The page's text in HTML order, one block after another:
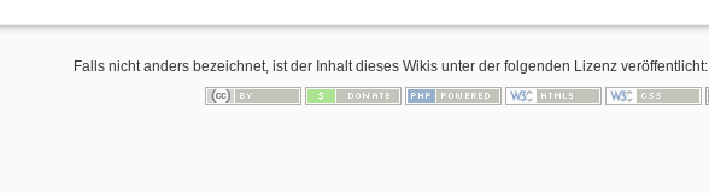
Falls nicht anders bezeichnet, ist der Inhalt dieses Wikis unter der folgenden Lizenz veröffentlicht: